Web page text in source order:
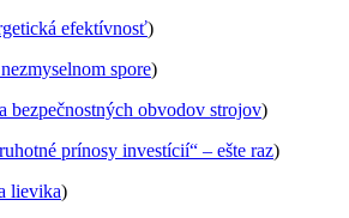
efektívnosť)
spore)
bezpečnostných obvodov strojov)
prínosy investícií“ – ešte raz)
lievika)